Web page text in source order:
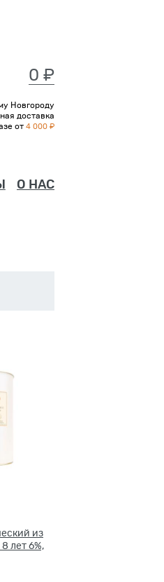
0 ₽
Новгороду
доставка
от 4 000 ₽
О НАС
из
лет 6%,